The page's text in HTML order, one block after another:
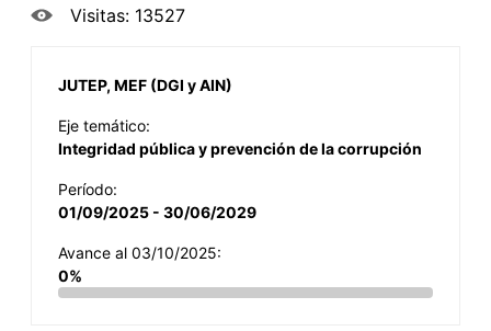
Visitas: 13527
JUTEP, MEF (DGI y AIN)
Eje temático:
Integridad pública y prevención de la corrupción
Período:
01/09/2025 - 30/06/2029
Avance al 03/10/2025:
0%